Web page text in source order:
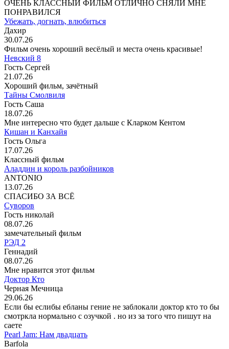
ОЧЕНЬ КЛАССНЫЙ ФИЛЬМ ОТЛИЧНО СНЯЛИ МНЕ
ПОНРАВИЛСЯ
Убежать, догнать, влюбиться
Дахир
30.07.26
Фильм очень хороший весёлый и места очень красивые!
Невский 8
Гость Сергей
21.07.26
Хороший фильм, зачётный
Тайны Смолвиля
Гость Саша
18.07.26
Мне интересно что будет дальше с Кларком Кентом
Кишан и Канхайя
Гость Ольга
17.07.26
Классный фильм
Аладдин и король разбойников
ANTONIO
13.07.26
СПАСИБО ЗА ВСЁ
Суворов
Гость николай
08.07.26
замечательный фильм
РЭД 2
Геннадий
08.07.26
Мне нравится этот фильм
Доктор Кто
Черная Мечница
29.06.26
Если бы еслибы ебланы гение не заблокали доктор кто то бы
смотркла нормально с озучкой . но из за того что пишут на
саете
Pearl Jam: Нам двадцать
Barfola